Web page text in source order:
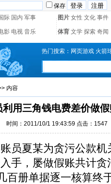
保存
际 国内 军事 图片 女性 文化 事件
影 电视 音乐 体育 文学 探索 奇闻
热门搜索： 网页游戏 火箭
内容
利用三角钱电费差价做
时间：2011/10/1 19:43:59 点击： 1547
夏某为贪污公款机
手，屡做假账共计
百册单据逐一核算终